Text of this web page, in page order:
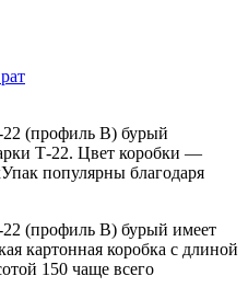
(профиль B) бурый
Т-22. Цвет коробки —
популярны благодаря
(профиль B) бурый имеет
картонная коробка с длиной
150 чаще всего